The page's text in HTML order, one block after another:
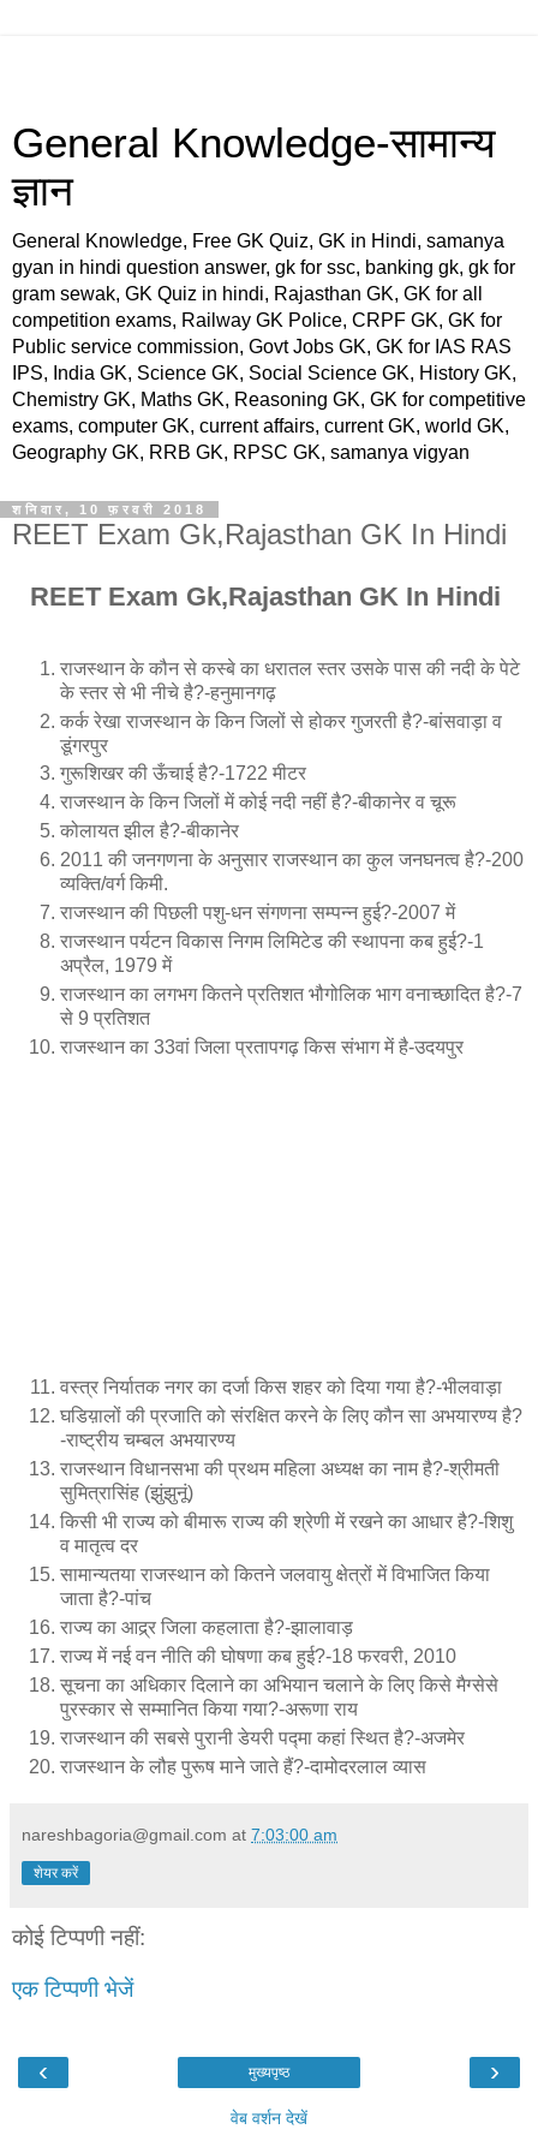
General Knowledge-सामान्य
ज्ञान
General Knowledge, Free GK Quiz, GK in Hindi, samanya
gyan in hindi question answer, gk for ssc, banking gk, gk for
gram sewak, GK Quiz in hindi, Rajasthan GK, GK for all
competition exams, Railway GK Police, CRPF GK, GK for
Public service commission, Govt Jobs GK, GK for IAS RAS
IPS, India GK, Science GK, Social Science GK, History GK,
Chemistry GK, Maths GK, Reasoning GK, GK for competitive
exams, computer GK, current affairs, current GK, world GK,
Geography GK, RRB GK, RPSC GK, samanya vigyan
शनिवार, 10 फ़रवरी 2018
REET Exam Gk,Rajasthan GK In Hindi
REET Exam Gk,Rajasthan GK In Hindi
राजस्थान के कौन से कस्बे का धरातल स्तर उसके पास की नदी के पेटे
के स्तर से भी नीचे है?-हनुमानगढ़
कर्क रेखा राजस्थान के किन जिलों से होकर गुजरती है?-बांसवाड़ा व
डूंगरपुर
गुरूशिखर की ऊँचाई है?-1722 मीटर
राजस्थान के किन जिलों में कोई नदी नहीं है?-बीकानेर व चूरू
कोलायत झील है?-बीकानेर
2011 की जनगणना के अनुसार राजस्थान का कुल जनघनत्व है?-200
व्यक्ति/वर्ग किमी.
राजस्थान की पिछली पशु-धन संगणना सम्पन्न हुई?-2007 में
राजस्थान पर्यटन विकास निगम लिमिटेड की स्थापना कब हुई?-1
अप्रैल, 1979 में
राजस्थान का लगभग कितने प्रतिशत भौगोलिक भाग वनाच्छादित है?-7
से 9 प्रतिशत
राजस्थान का 33वां जिला प्रतापगढ़ किस संभाग में है-उदयपुर
वस्त्र निर्यातक नगर का दर्जा किस शहर को दिया गया है?-भीलवाड़ा
घडिय़ालों की प्रजाति को संरक्षित करने के लिए कौन सा अभयारण्य है?
-राष्ट्रीय चम्बल अभयारण्य
राजस्थान विधानसभा की प्रथम महिला अध्यक्ष का नाम है?-श्रीमती
सुमित्रासिंह (झुंझुनूं)
किसी भी राज्य को बीमारू राज्य की श्रेणी में रखने का आधार है?-शिशु
व मातृत्व दर
सामान्यतया राजस्थान को कितने जलवायु क्षेत्रों में विभाजित किया
जाता है?-पांच
राज्य का आद्र्र जिला कहलाता है?-झालावाड़
राज्य में नई वन नीति की घोषणा कब हुई?-18 फरवरी, 2010
सूचना का अधिकार दिलाने का अभियान चलाने के लिए किसे मैग्सेसे
पुरस्कार से सम्मानित किया गया?-अरूणा राय
राजस्थान की सबसे पुरानी डेयरी पद्मा कहां स्थित है?-अजमेर
राजस्थान के लौह पुरूष माने जाते हैं?-दामोदरलाल व्यास
nareshbagoria@gmail.com at 7:03:00 am
शेयर करें
कोई टिप्पणी नहीं:
एक टिप्पणी भेजें
‹ ›
मुख्यपृष्ठ
वेब वर्शन देखें